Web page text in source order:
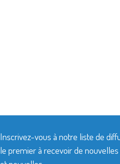
Inscrivez-vous à notre liste de
le premier à recevoir de